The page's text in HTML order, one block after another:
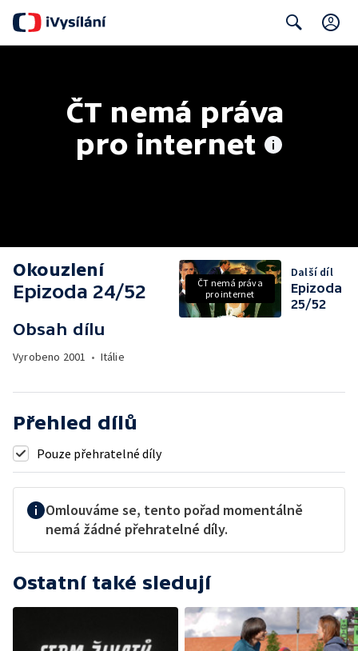
ČT nemá práva
pro internet
Okouzlení
Epizoda 24/52
Obsah dílu
Vyrobeno 2001 • Itálie
ČT nemá práva
pro internet
Další díl
Epizoda
25/52
Přehled dílů
Pouze přehratelné díly
Omlouváme se, tento pořad momentálně
nemá žádné přehratelné díly.
Ostatní také sledují